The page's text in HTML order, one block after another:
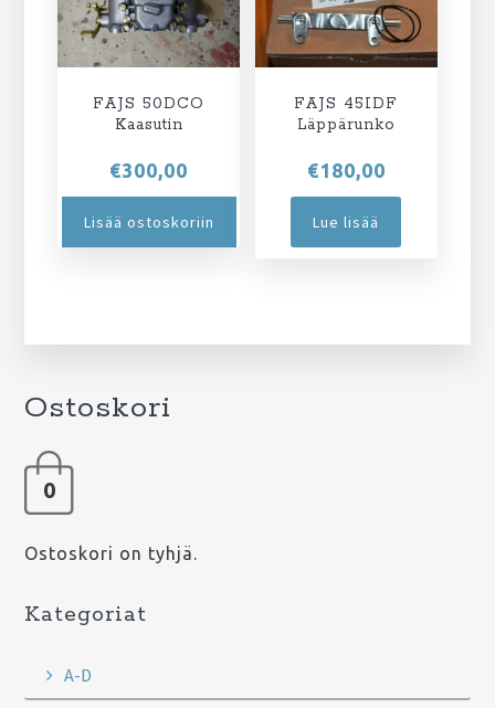
FAJS 50DCO
Kaasutin
€300,00
Lisää ostoskoriin
FAJS 45IDF
Läppärunko
€180,00
Lue lisää
Ostoskori
0
Ostoskori on tyhjä.
Kategoriat
A-D